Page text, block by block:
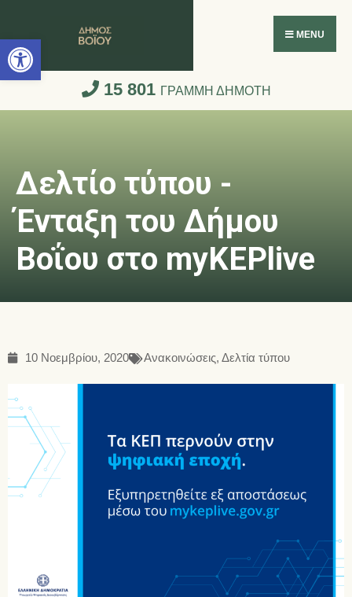
Ανοίξτε τη γραμμή εργαλείων
MENU
15 801 ΓΡΑΜΜΗ ΔΗΜΟΤΗ
Δελτίο τύπου -
Ένταξη του Δήμου
Βοΐου στο myKEPlive
10 Νοεμβρίου, 2020 Ανακοινώσεις,Δελτία τύπου